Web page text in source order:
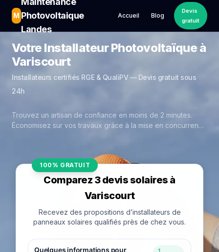
M Photovoltaique
Landes
Accueil Blog
Devis
gratuit
Votre Installateur Photovoltaïque à
Variscourt
Installateurs certifiés RGE & QualiPV — Devis gratuit sous
24h
Trouvez un artisan de confiance en moins de 2 minutes.
Économisez sur vos travaux grâce à la mise en concurrence
100% GRATUIT
Comparez 3 devis solaires à
Variscourt
Recevez des propositions d’installateurs de
panneaux solaires qualifiés près de chez vous.